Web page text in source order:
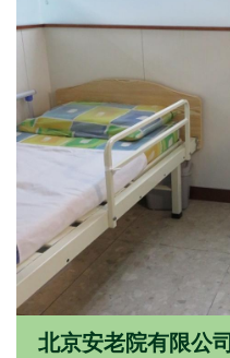
北京安老院有限公司